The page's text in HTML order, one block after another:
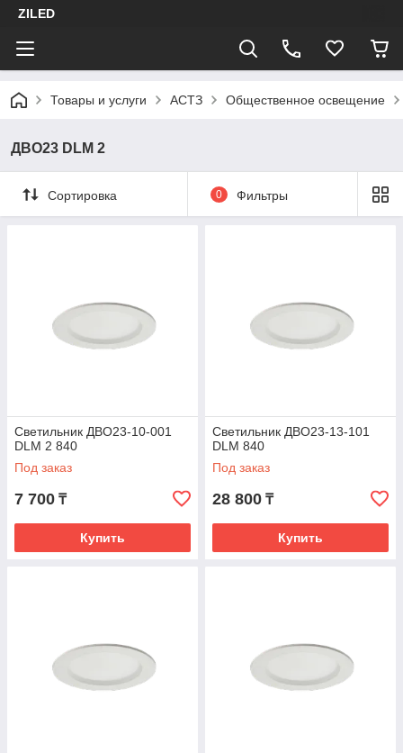
ZILED
Товары и услуги АСТЗ Общественное освещение
ДВО23 DLM 2
Сортировка 0 Фильтры
Светильник ДВО23-10-001
DLM 2 840
Под заказ
7 700 ₸
Купить
Светильник ДВО23-13-101
DLM 840
Под заказ
28 800 ₸
Купить